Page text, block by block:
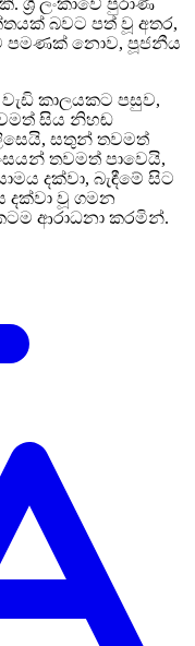
බවට පත් වූ අතර,
පමණක් නොව, පූජනීය
කාලයකට පසුව,
සිය නිහඬ
සතුන් තවමත්
තවමත් පාවෙයි,
දක්වා, බැඳීමේ සිට
දක්වා වූ ගමන
ආරාධනා කරමින්.